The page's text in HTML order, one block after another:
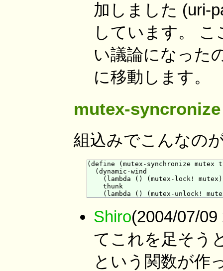
加しました (uri-
しています。
い議論になった
に移動します。
mutex-syncronize
組込みでこんなの
(define (mutex-synchronize mutex
  (dynamic-wind
(lambda () (mutex-lock!
    thunk
Shiro(2004/07/
てこれを足そう
という関数が作